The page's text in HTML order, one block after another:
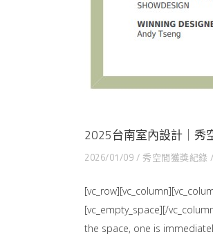
2025台南室內設計｜秀
2026/01/09 秀空間獲獎紀錄
[vc_empty_space][/
the space, one is